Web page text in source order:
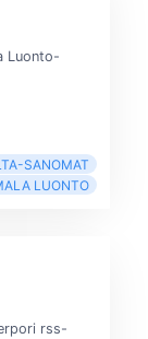
Luonto-
SANOMAT
LUONTO
rss-